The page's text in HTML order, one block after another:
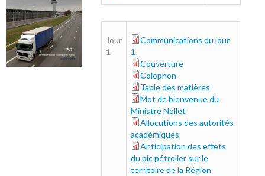
Jour
1
part1_0.pdf
Communications du jour
1
couverture6_0.pdf
Couverture
colophon_0.pdf
Colophon
table-des-matieres_0.pdf
Table des matières
nollet_0.pdf
Mot de bienvenue du
Ministre Nollet
discours-academiques_0.pdf
Allocutions des autorités
académiques
anticipation_0.pdf
Anticipation des effets
du pic pétrolier sur le
territoire de la Région